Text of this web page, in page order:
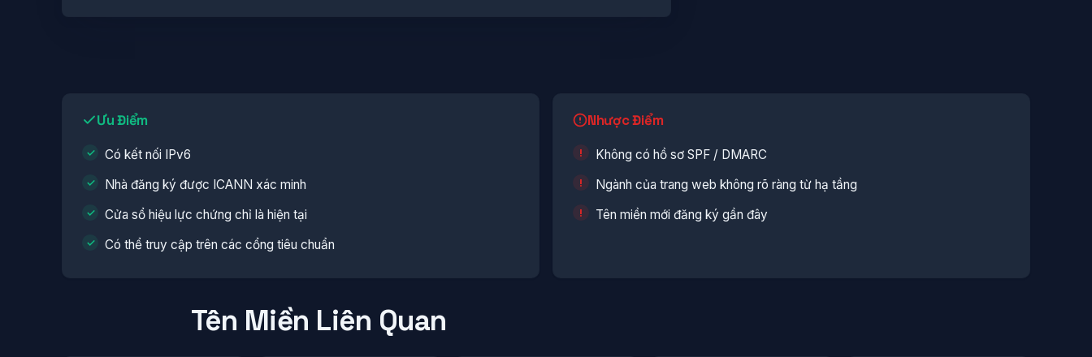
Ưu Điểm
Có kết nối IPv6
Nhà đăng ký được ICANN xác minh
Cửa sổ hiệu lực chứng chỉ là hiện tại
Có thể truy cập trên các cổng tiêu chuẩn
Nhược Điểm
Không có hồ sơ SPF / DMARC
Ngành của trang web không rõ ràng từ hạ tầng
Tên miền mới đăng ký gần đây
Tên Miền Liên Quan